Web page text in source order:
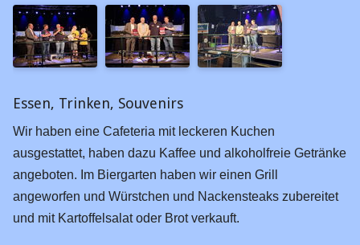
Bf Königsbach
Hp Malzmühle
Bf Warstein
Baustellen
Zuggarnituren
Lok-Treffen
Essen, Trinken, Souvenirs
Wir haben eine Cafeteria mit leckeren Kuchen
ausgestattet, haben dazu Kaffee und alkoholfreie Getränke
angeboten. Im Biergarten haben wir einen Grill
angeworfen und Würstchen und Nackensteaks zubereitet
und mit Kartoffelsalat oder Brot verkauft.